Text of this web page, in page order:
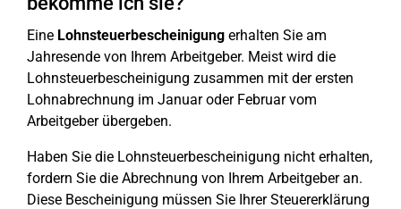
Eine Lohnsteuerbescheinigung erhalten Sie am
Jahresende von Ihrem Arbeitgeber. Meist wird die
Lohnsteuerbescheinigung zusammen mit der ersten
Lohnabrechnung im Januar oder Februar vom
Arbeitgeber übergeben.
Haben Sie die Lohnsteuerbescheinigung nicht erhalten,
fordern Sie die Abrechnung von Ihrem Arbeitgeber an.
Diese Bescheinigung müssen Sie Ihrer Steuererklärung